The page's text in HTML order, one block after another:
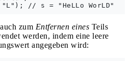
zum Entfernen eines Teils
werden, indem eine leere
angegeben wird: